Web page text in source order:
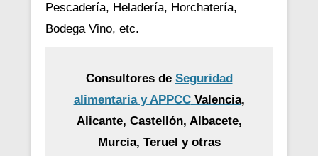
Pescadería, Heladería, Horchatería,
Bodega Vino, etc.
Consultores de Seguridad
alimentaria y APPCCValencia,
Alicante, Castellón, Albacete,
Murcia, Teruel y otras